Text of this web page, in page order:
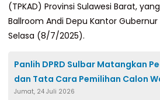
(TPKAD) Provinsi Sulawesi Barat,
Ballroom Andi Depu Kantor
Selasa (8/7/2025).
Panlih DPRD Sulbar Matangkan
dan Tata Cara Pemilihan Calon
Gubernur Sulbar
Jumat, 24 Juli 2026